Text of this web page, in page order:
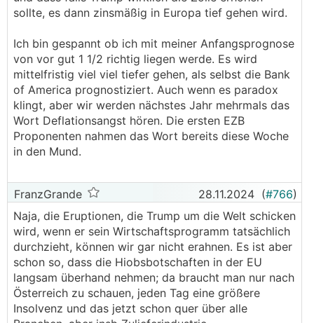
sollte, es dann zinsmäßig in Europa tief gehen wird.
Ich bin gespannt ob ich mit meiner Anfangsprognose
von vor gut 1 1/2 richtig liegen werde. Es wird
mittelfristig viel viel tiefer gehen, als selbst die Bank
of America prognostiziert. Auch wenn es paradox
klingt, aber wir werden nächstes Jahr mehrmals das
Wort Deflationsangst hören. Die ersten EZB
Proponenten nahmen das Wort bereits diese Woche
in den Mund.
FranzGrande 28.11.2024 (#766)
Naja, die Eruptionen, die Trump um die Welt schicken
wird, wenn er sein Wirtschaftsprogramm tatsächlich
durchzieht, können wir gar nicht erahnen. Es ist aber
schon so, dass die Hiobsbotschaften in der EU
langsam überhand nehmen; da braucht man nur nach
Österreich zu schauen, jeden Tag eine größere
Insolvenz und das jetzt schon quer über alle